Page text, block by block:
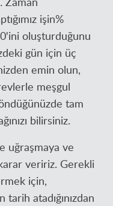
işin%
oluşturduğunu
gün için üç
emin olun,
meşgul
tam
bilirsiniz.
uğraşmaya ve
veririz. Gerekli
için,
atadığınızdan